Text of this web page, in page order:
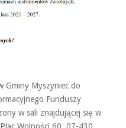
Gminy Myszyniec do
Funduszy
w sali znajdującej się w